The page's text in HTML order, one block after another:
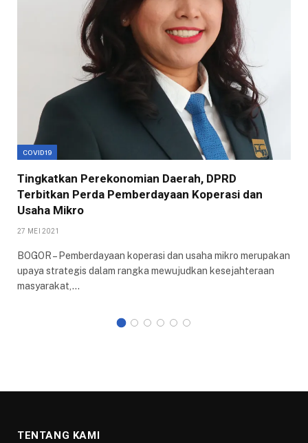
COVID19
Tingkatkan Perekonomian Daerah, DPRD
Terbitkan Perda Pemberdayaan Koperasi dan
Usaha Mikro
27 MEI 2021
BOGOR – Pemberdayaan koperasi dan usaha mikro merupakan
upaya strategis dalam rangka mewujudkan kesejahteraan
masyarakat,…
TENTANG KAMI